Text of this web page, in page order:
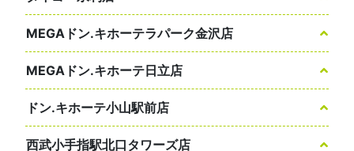
MEGAドン.キホーテラパーク金沢店
MEGAドン.キホーテ日立店
ドン.キホーテ小山駅前店
西武小手指駅北口タワーズ店